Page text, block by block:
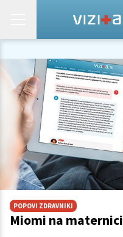
POPOVI ZDRAVNIKI
Miomi na maternici